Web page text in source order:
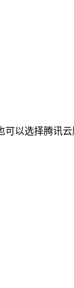
以选择腾讯